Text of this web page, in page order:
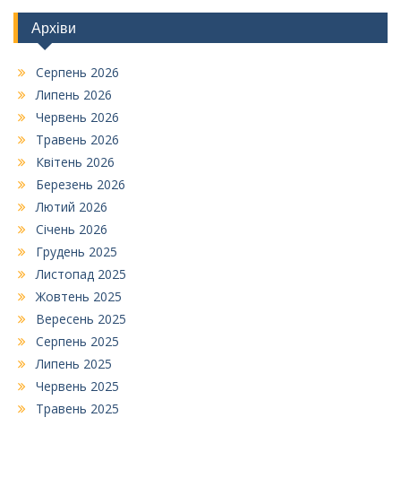
Архіви
Серпень 2026
Липень 2026
Червень 2026
Травень 2026
Квітень 2026
Березень 2026
Лютий 2026
Січень 2026
Грудень 2025
Листопад 2025
Жовтень 2025
Вересень 2025
Серпень 2025
Липень 2025
Червень 2025
Травень 2025